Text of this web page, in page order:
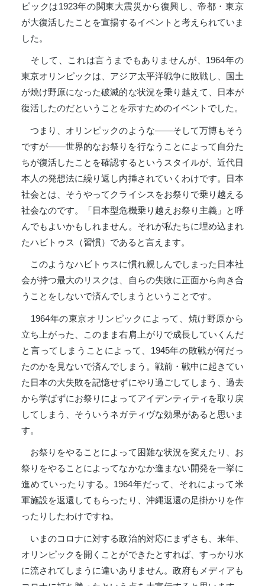
ピックは1923年の関東大震災から復興し、帝都・東京
が大復活したことを宣揚するイベントと考えられていま
した。
そして、これは言うまでもありませんが、1964年の
東京オリンピックは、アジア太平洋戦争に敗戦し、国土
が焼け野原になった破滅的な状況を乗り越えて、日本が
復活したのだということを示すためのイベントでした。
つまり、オリンピックのような――そして万博もそう
ですが――世界的なお祭りを行なうことによって自分た
ちが復活したことを確認するというスタイルが、近代日
本人の発想法に繰り返し内挿されていくわけです。日本
社会とは、そうやってクライシスをお祭りで乗り越える
社会なのです。「日本型危機乗り越えお祭り主義」と呼
んでもよいかもしれません。それが私たちに埋め込まれ
たハビトゥス（習慣）であると言えます。
このようなハビトゥスに慣れ親しんでしまった日本社
会が持つ最大のリスクは、自らの失敗に正面から向き合
うことをしないで済んでしまうということです。
1964年の東京オリンピックによって、焼け野原から
立ち上がった、このまま右肩上がりで成長していくんだ
と言ってしまうことによって、1945年の敗戦が何だっ
たのかを見ないで済んでしまう。戦前・戦中に起きてい
た日本の大失敗を記憶せずにやり過ごしてしまう、過去
から学ばずにお祭りによってアイデンティティを取り戻
してしまう、そういうネガティヴな効果があると思いま
す。
お祭りをやることによって困難な状況を変えたり、お
祭りをやることによってなかなか進まない開発を一挙に
進めていったりする。1964年だって、それによって米
軍施設を返還してもらったり、沖縄返還の足掛かりを作
ったりしたわけですね。
いまのコロナに対する政治的対応にまずさも、来年、
オリンピックを開くことができたとすれば、すっかり水
に流されてしまうに違いありません。政府もメディアも